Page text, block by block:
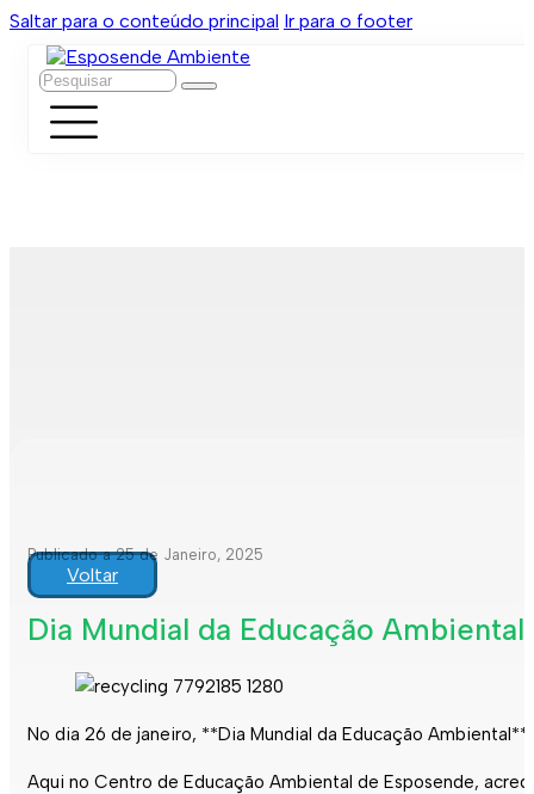
Saltar para o conteúdo principal Ir para o footer
Pesquisar
Publicado a 25 de Janeiro, 2025
Voltar
Dia Mundial da Educação
No dia 26 de janeiro, **Dia Mundial da Educação
Aqui no Centro de Educação Ambiental de Esposende,